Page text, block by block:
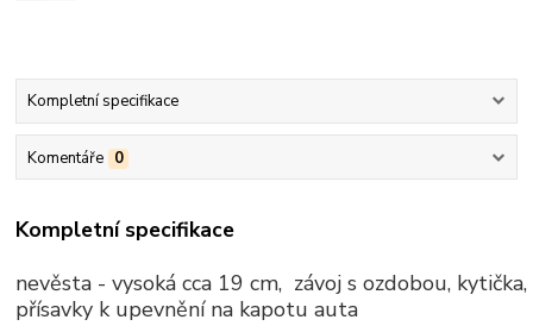
Kompletní specifikace
Komentáře 0
Kompletní specifikace
nevěsta - vysoká cca 19 cm, závoj s ozdobou,
přísavky k upevnění na kapotu auta